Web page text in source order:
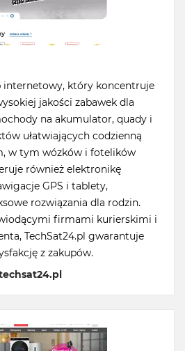
internetowy, który koncentruje
jakości zabawek dla
na akumulator, quady i
ułatwiających codzienną
w tym wózków i fotelików
również elektronikę
GPS i tablety,
rozwiązania dla rodzin.
firmami kurierskimi i
TechSat24.pl gwarantuje
z zakupów.